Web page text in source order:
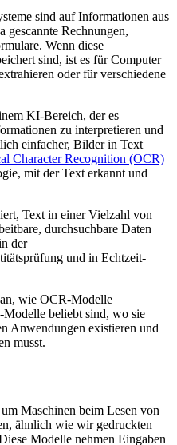
sind auf Informationen aus
gescannte Rechnungen,
Wenn diese
sind, ist es für Computer
oder für verschiedene
KI-Bereich, der es
zu interpretieren und
einfacher, Bilder in Text
Character Recognition (OCR)
mit der Text erkannt und
Text in einer Vielzahl von
durchsuchbare Daten
der
und in Echtzeit-
wie OCR-Modelle
-Modelle beliebt sind, wo sie
Anwendungen existieren und
musst.
Maschinen beim Lesen von
ähnlich wie wir gedruckten
Modelle nehmen Eingaben